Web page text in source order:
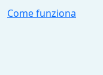
Come funziona